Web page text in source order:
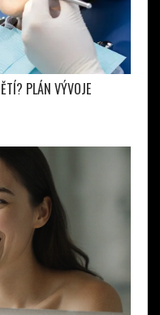
PLÁN VÝVOJE